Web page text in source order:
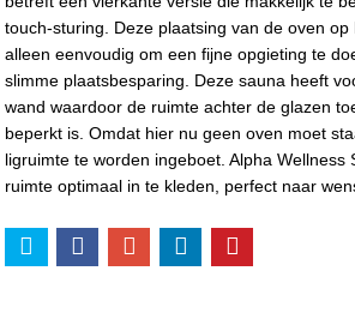
touch-sturing. Deze plaatsing van de oven
alleen eenvoudig om een fijne opgieting te
slimme plaatsbesparing. Deze sauna heeft
wand waardoor de ruimte achter de glazen
beperkt is. Omdat hier nu geen oven moet
ligruimte te worden ingeboet. Alpha Wellness
ruimte optimaal in te kleden, perfect naar